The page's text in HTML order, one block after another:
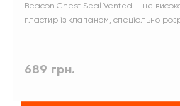
Beacon Chest Seal Vented – це
пластир із клапаном, спеціально
689 грн.